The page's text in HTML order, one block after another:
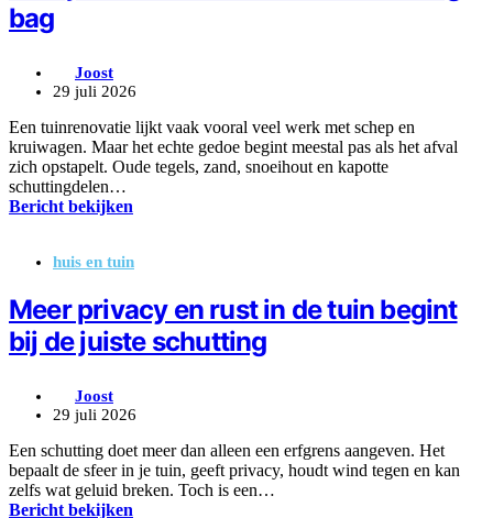
bag
Joost
29 juli 2026
Een tuinrenovatie lijkt vaak vooral veel werk met schep en
kruiwagen. Maar het echte gedoe begint meestal pas als het afval
zich opstapelt. Oude tegels, zand, snoeihout en kapotte
schuttingdelen…
Bericht bekijken
huis en tuin
Meer privacy en rust in de tuin begint
bij de juiste schutting
Joost
29 juli 2026
Een schutting doet meer dan alleen een erfgrens aangeven. Het
bepaalt de sfeer in je tuin, geeft privacy, houdt wind tegen en kan
zelfs wat geluid breken. Toch is een…
Bericht bekijken